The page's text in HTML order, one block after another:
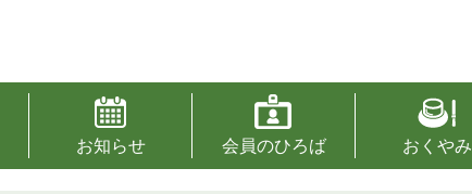
お知らせ 会員のひろば おくやみ